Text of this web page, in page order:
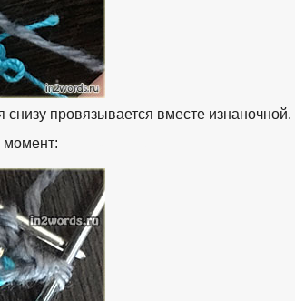
снизу провязывается вместе
момент: